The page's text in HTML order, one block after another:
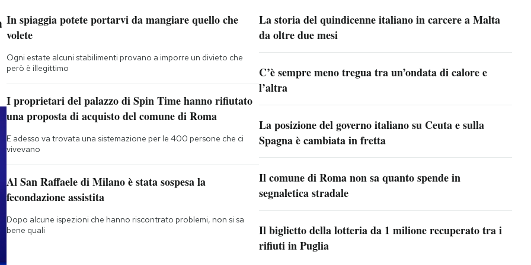
In spiaggia potete portarvi da mangiare quello che
volete
Ogni estate alcuni stabilimenti provano a imporre un divieto che
però è illegittimo
I proprietari del palazzo di Spin Time hanno rifiutato
una proposta di acquisto del comune di Roma
E adesso va trovata una sistemazione per le 400 persone che ci
vivevano
Al San Raffaele di Milano è stata sospesa la
fecondazione assistita
Dopo alcune ispezioni che hanno riscontrato problemi, non si sa
bene quali
La storia del quindicenne italiano in carcere a Malta
da oltre due mesi
C’è sempre meno tregua tra un’ondata di calore e
l’altra
La posizione del governo italiano su Ceuta e sulla
Spagna è cambiata in fretta
Il comune di Roma non sa quanto spende in
segnaletica stradale
Il biglietto della lotteria da 1 milione recuperato tra i
rifiuti in Puglia